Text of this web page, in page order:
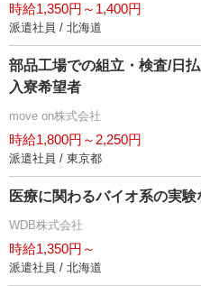
時給1,350円～1,400円
派遣社員 / 北海道
部品工場での組立・検査/日
入寮希望者
move on株式会社
時給1,800円～2,250円
派遣社員 / 東京都
医療に関わるバイオ系の実
WDB株式会社
時給1,350円～
派遣社員 / 北海道